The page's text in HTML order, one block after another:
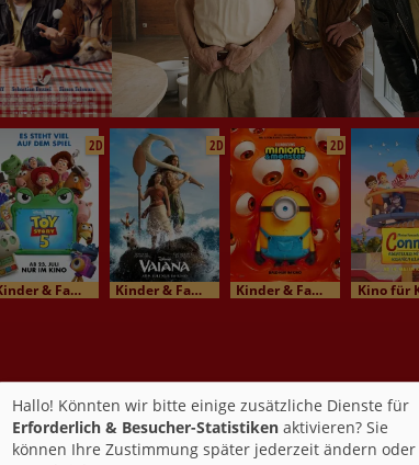
2D
Kinder & Familienkino
2D
Kinder & Familienkino
2D
Kinder & Familienkino Kino für
sik Choi, Yoo Ji-tae, Kang Hye-Jeong
Hallo! Könnten wir bitte einige zusätzliche Dienste für
Erforderlich & Besucher-Statistiken aktivieren? Sie
können Ihre Zustimmung später jederzeit ändern oder